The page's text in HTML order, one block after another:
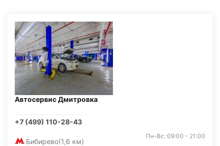
Автосервис Дмитровка
+7 (499) 110-28-43
Бибирево(1,6 км)
Пн-Вс: 09:00 - 21:00